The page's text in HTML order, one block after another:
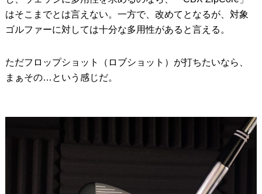
はそこまでとは言えない。一方で、改めてとなるが、対象
ゴルファーに対しては十分な多用性があると言える。
ただフロップショット（ロブショット）が打ちたいなら、
まぁその…という感じだ。